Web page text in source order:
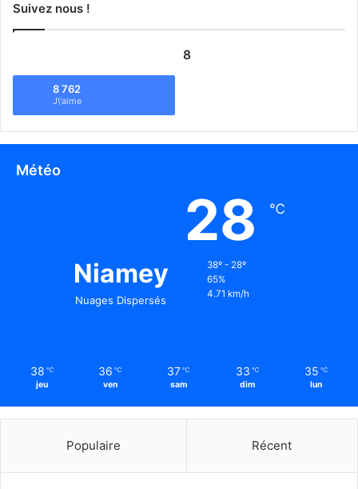
Suivez nous !
8
8 762
J\'aime
Météo
Niamey
Nuages Dispersés
28 ℃
38º - 28º
65%
4.71 km/h
38 ℃
jeu
36 ℃
ven
37 ℃
sam
33 ℃
dim
35 ℃
lun
Populaire Récent